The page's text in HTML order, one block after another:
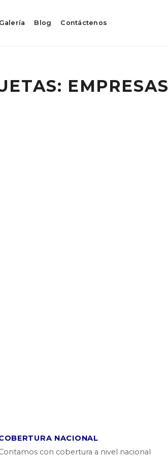
Galería Blog Contáctenos
EMPRESAS
NACIONAL
con cobertura a nivel nacional